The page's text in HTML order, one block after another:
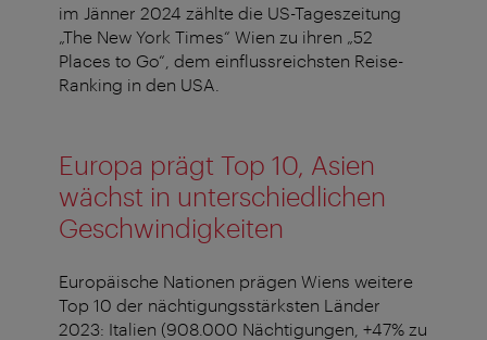
im Jänner 2024 zählte die US-Tageszeitung
„The New York Times“ Wien zu ihren „52
Places to Go“, dem einflussreichsten Reise-
Ranking in den USA.
Europa prägt Top 10, Asien
wächst in unterschiedlichen
Geschwindigkeiten
Europäische Nationen prägen Wiens weitere
Top 10 der nächtigungsstärksten Länder
2023: Italien (908.000 Nächtigungen, +47% zu